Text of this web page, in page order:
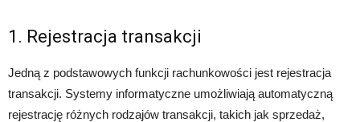
1. Rejestracja transakcji
Jedną z podstawowych funkcji rachunkowości jest rejestracja
transakcji. Systemy informatyczne umożliwiają automatyczną
rejestrację różnych rodzajów transakcji, takich jak sprzedaż,